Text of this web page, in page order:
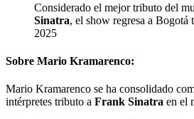
Considerado el mejor tributo del
Sinatra, el show regresa a Bogotá
2025
Sobre Mario Kramarenco:
Mario Kramarenco se ha consolidado
intérpretes tributo a Frank Sinatra en el